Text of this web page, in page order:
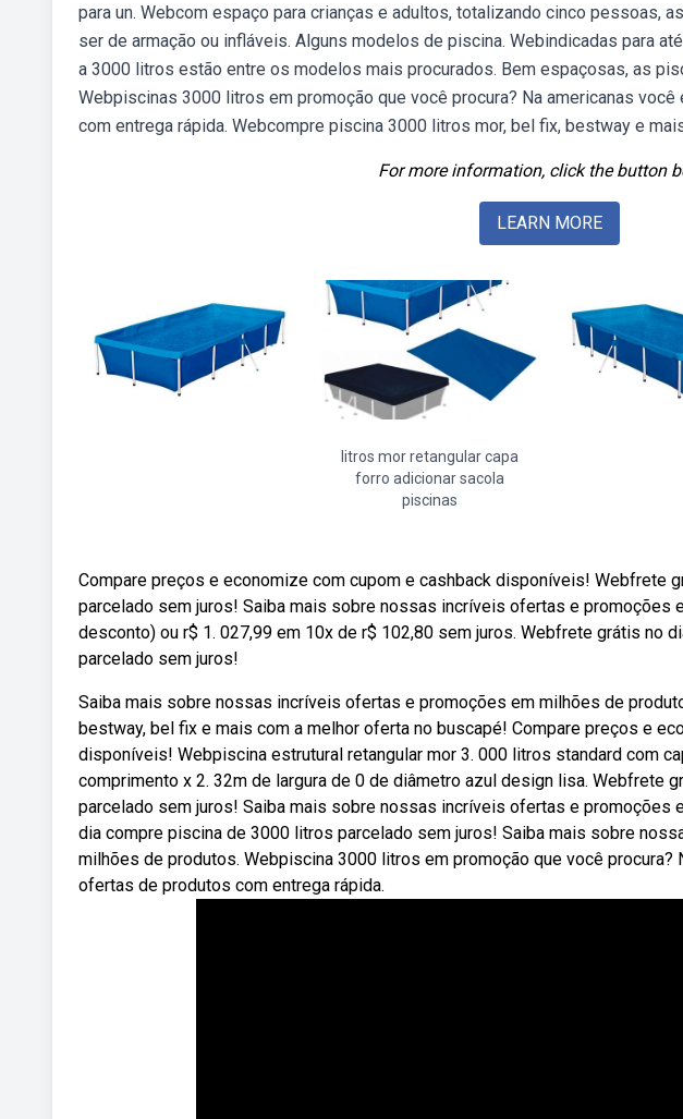
para un. Webcom espaço para crianças e adultos, totalizando cinco pessoas,
ser de armação ou infláveis. Alguns modelos de piscina. Webindicadas para
a 3000 litros estão entre os modelos mais procurados. Bem espaçosas, as
Webpiscinas 3000 litros em promoção que você procura? Na americanas
com entrega rápida. Webcompre piscina 3000 litros mor, bel fix, bestway e
For more information, click the button
LEARN MORE
litros mor retangular capa
forro adicionar sacola
piscinas
Compare preços e economize com cupom e cashback disponíveis! Webfrete
parcelado sem juros! Saiba mais sobre nossas incríveis ofertas e promoções
desconto) ou r$ 1. 027,99 em 10x de r$ 102,80 sem juros. Webfrete grátis no
parcelado sem juros!
Saiba mais sobre nossas incríveis ofertas e promoções em milhões de
bestway, bel fix e mais com a melhor oferta no buscapé! Compare preços e
disponíveis! Webpiscina estrutural retangular mor 3. 000 litros standard com
comprimento x 2. 32m de largura de 0 de diâmetro azul design lisa. Webfrete
parcelado sem juros! Saiba mais sobre nossas incríveis ofertas e promoções
dia compre piscina de 3000 litros parcelado sem juros! Saiba mais sobre
milhões de produtos. Webpiscina 3000 litros em promoção que você procura?
ofertas de produtos com entrega rápida.